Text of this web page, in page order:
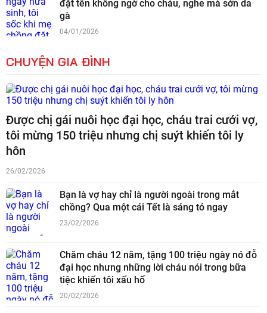
đặt tên không ngờ cho cháu, nghe mà sởn da
gà
04/01/2026
CHUYỆN GIA ĐÌNH
Được chị gái nuôi học đại học, cháu trai cưới vợ,
tôi mừng 150 triệu nhưng chị suýt khiến tôi ly
hôn
26/02/2026
Bạn là vợ hay chỉ là người ngoài trong mắt
chồng? Qua một cái Tết là sáng tỏ ngay
23/02/2026
Chăm cháu 12 năm, tặng 100 triệu ngày nó đỗ
đại học nhưng những lời cháu nói trong bữa
tiệc khiến tôi xấu hổ
20/02/2026